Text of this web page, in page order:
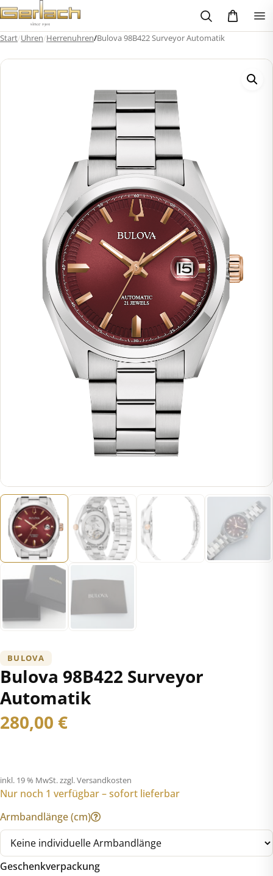
Zum
Inhalt
springen
Start/Uhren/Herrenuhren/Bulova 98B422 Surveyor Automatik
BULOVA
Bulova 98B422 Surveyor
Automatik
280,00 €
inkl. 19 % MwSt.zzgl. Versandkosten
Nur noch 1 verfügbar – sofort lieferbar
Armbandlänge (cm)
Geschenkverpackung